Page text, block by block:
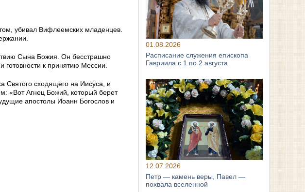
убивал Вифлеемских младенцев.
Сына Божия. Он бесстрашно
готовности к принятию Мессии.
Святого сходящего на Иисуса, и
«Вот Агнец Божий, который берет
апостолы Иоанн Богослов и
01.08.2026
Расписание служения епископа
Гавриила с 1 по 2 августа
12.07.2026
Петр — камень веры, Павел —
похвала вселенной